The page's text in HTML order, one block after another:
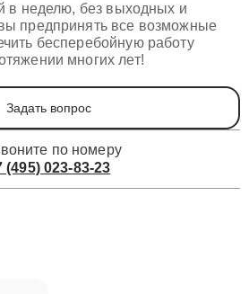
в неделю, без выходных и
предпринять все возможные
бесперебойную работу
многих лет!
Задать вопрос
по номеру
(495) 023-83-23